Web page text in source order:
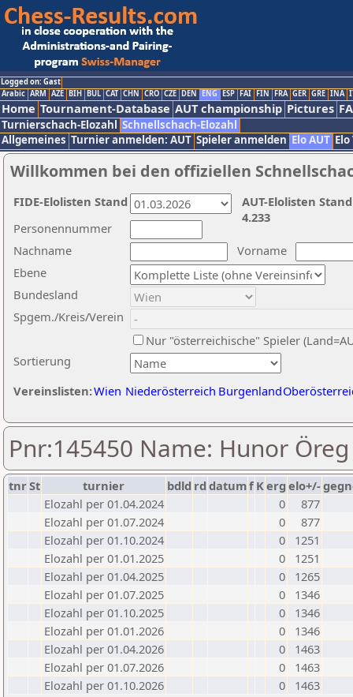
Logged on: Gast
Arabic ARM AZE BIH BUL CAT CHN CRO CZE DEN ENG ESP FAI FIN FRA GER GRE INA
Home Tournament-Database AUT championship Pictures
Turnierschach-Elozahl Schnellschach-Elozahl
Allgemeines Turnier anmelden: AUT Spieler anmelden Elo AUT
Willkommen bei den offiziellen
Nachname
Vorname
Ebene
Sortierung
Personennummer
Bundesland
Spgem./Kreis/Verein
Nur "österreichische" Spieler
Vereinslisten:Wien Niederösterreich Burgenland
AUT-Elolisten
4.233
FIDE-Elolisten Stand
Pnr:145450 Name: Hunor Öreg
tnrSt turnier bdld rd datumf Kerg elo+/-
Elozahl per 01.04.2024
0
877
Elozahl per 01.07.2024
0
877
Elozahl per 01.10.2024
0
1251
Elozahl per 01.01.2025
0
1251
Elozahl per 01.04.2025
0
1265
Elozahl per 01.07.2025
0
1346
Elozahl per 01.10.2025
0
1346
Elozahl per 01.01.2026
0
1346
Elozahl per 01.04.2026
0
1463
Elozahl per 01.07.2026
0
1463
Elozahl per 01.10.2026
0 1463